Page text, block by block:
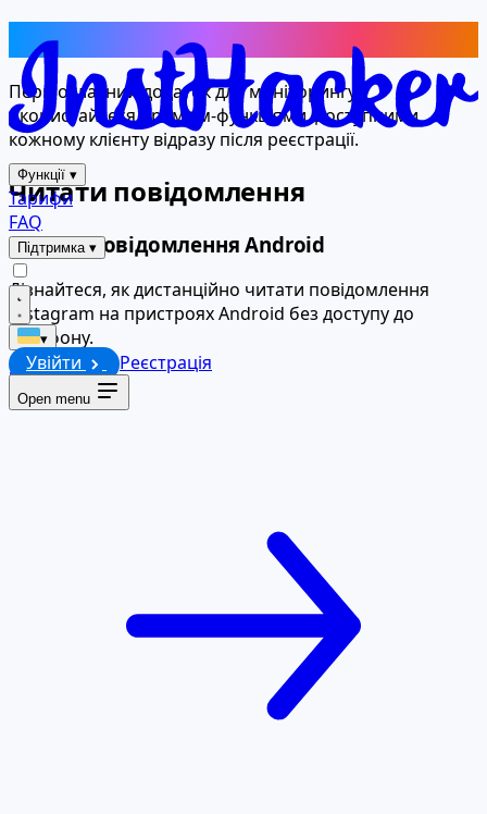
Функції ▾
Тарифи
FAQ
Підтримка ▾
▾
Увійти Реєстрація
Open menu
Функції
Першокласний додаток для моніторингу.
Скористайтеся преміум-функціями, доступними
кожному клієнту відразу після реєстрації.
Читати повідомлення
Читати повідомлення Android
Дізнайтеся, як дистанційно читати повідомлення
Instagram на пристроях Android без доступу до
телефону.
Читати